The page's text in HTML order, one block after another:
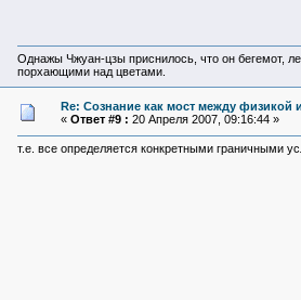
Однажы Чжуан-цзы приснилось, что он бегемот,
порхающими над цветами.
Re: Сознание как мост между физикой
« Ответ #9 : 20 Апреля 2007, 09:16:44 »
т.е. все определяется конкретными граничными